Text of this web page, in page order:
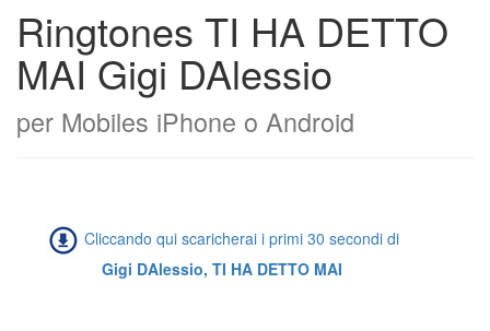
Ringtones TI HA DETTO
MAI Gigi DAlessio
per Mobiles iPhone o Android
Cliccando qui scaricherai i primi 30 secondi di
Gigi DAlessio, TI HA DETTO MAI